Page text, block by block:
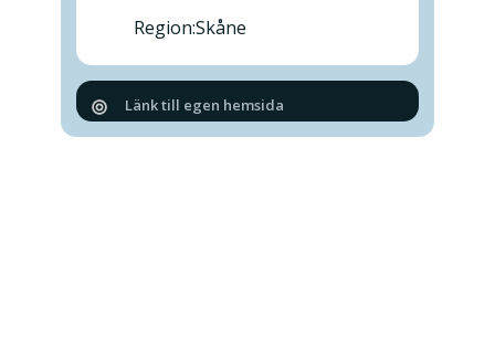
Region:Skåne
Länk till egen hemsida